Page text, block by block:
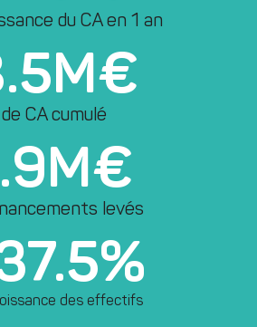
du CA en 1 an
de CA cumulé
M€
levés
M€
des effectifs
%